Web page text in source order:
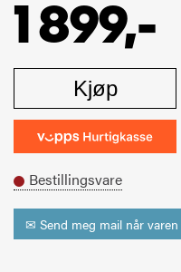
1 899,-
Kjøp
Bestillingsvare
✉ Send meg mail når